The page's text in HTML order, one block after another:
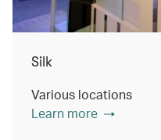
Silk
Various locations
Learn more